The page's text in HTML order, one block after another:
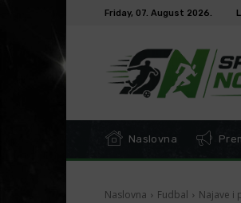
Friday, 07. August 2026.
Naslovna
Naslovna Fudbal Najave i